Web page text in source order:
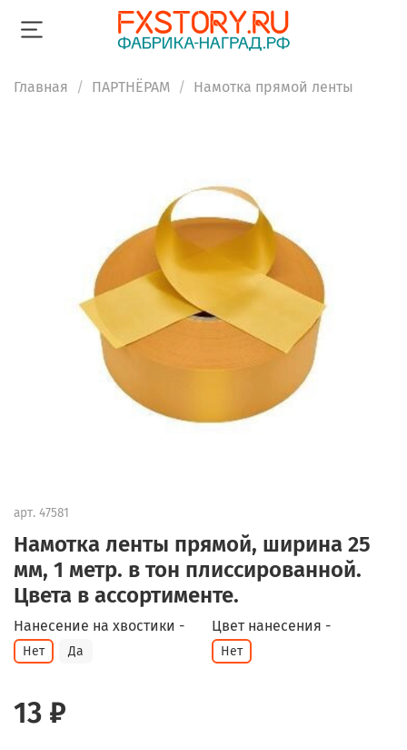
Главная ПАРТНЁРАМ Намотка прямой ленты
арт. 47581
Намотка ленты прямой, ширина 25
мм, 1 метр. в тон плиссированной.
Цвета в ассортименте.
Нанесение на хвостики -
Нет Да
Цвет нанесения -
Нет
13 ₽